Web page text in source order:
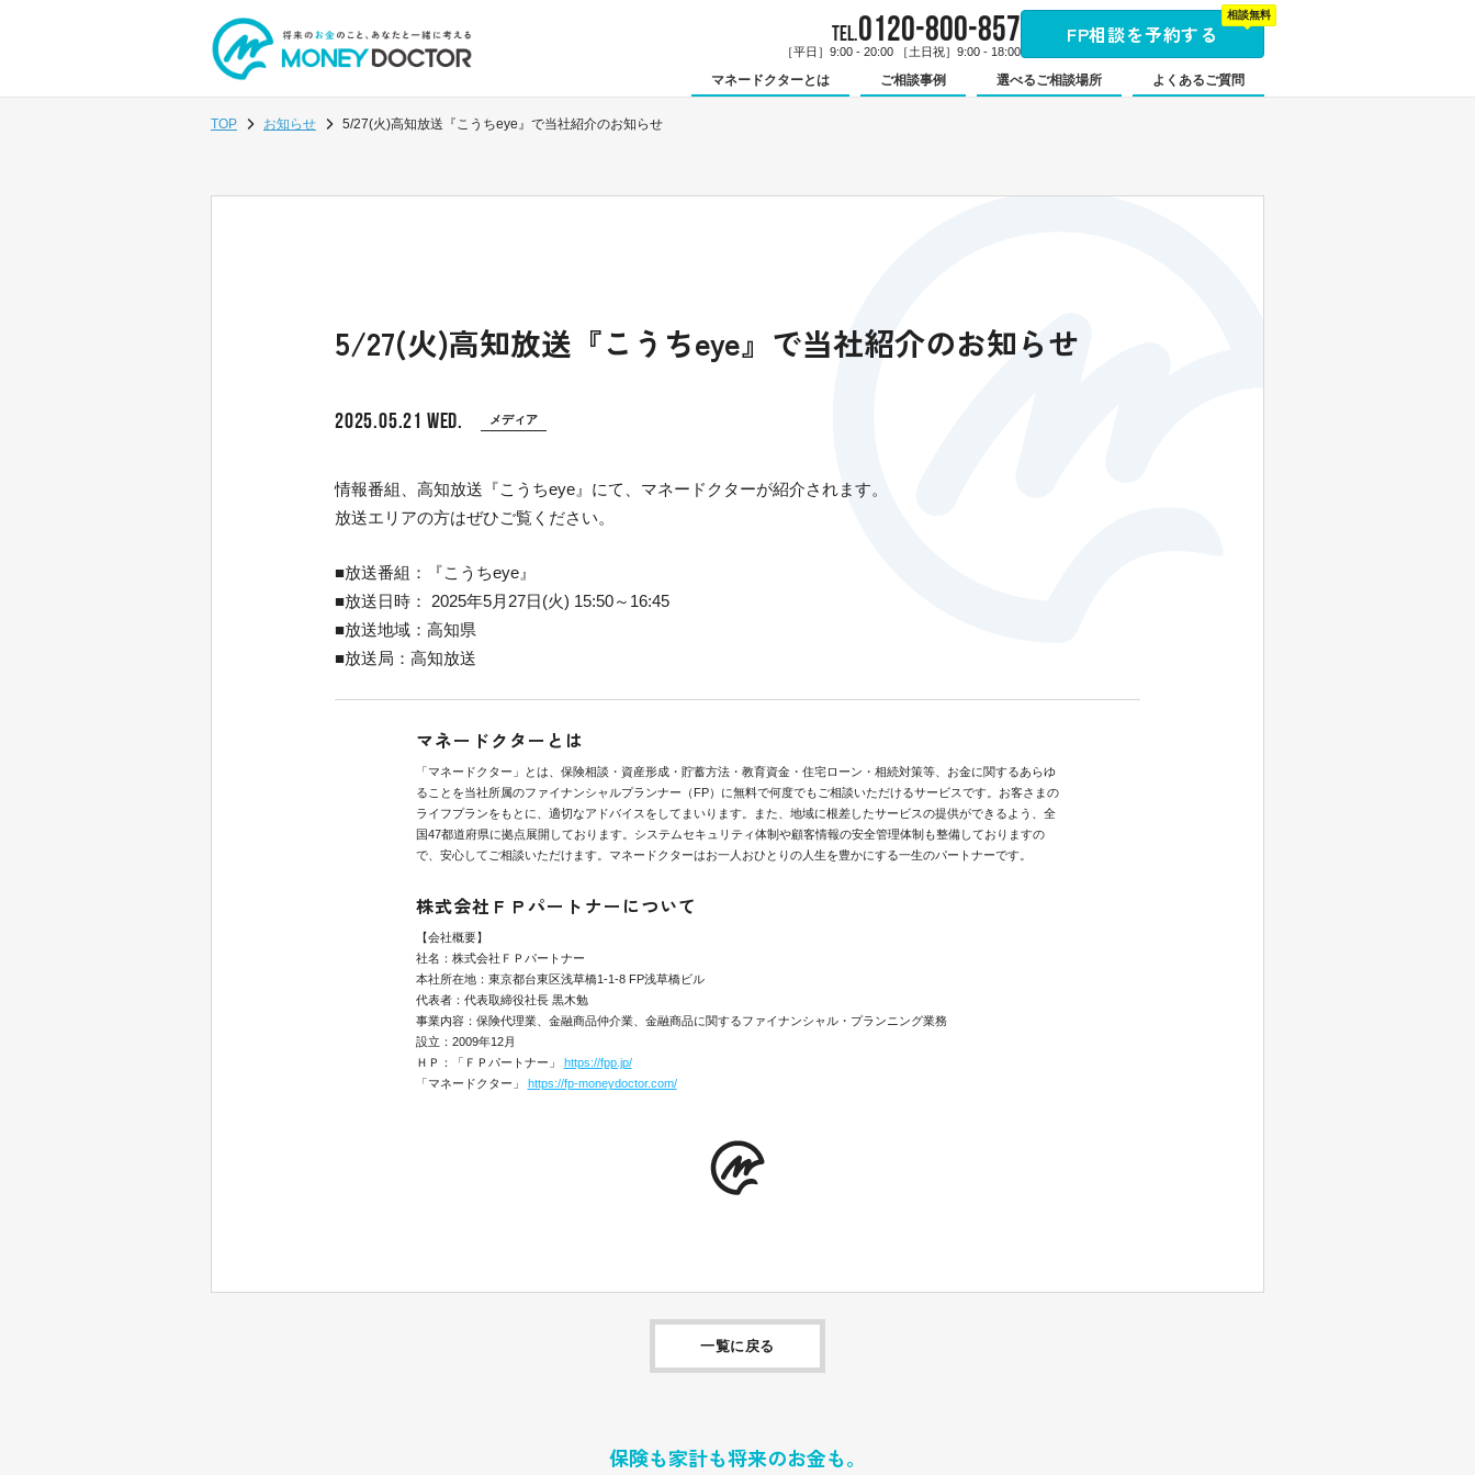
TEL. 0120-800-857
［平日］9:00 - 20:00 ［土日祝］9:00 - 18:00
FP相談を予約する
相談無料
マネードクターとは ご相談事例 選べるご相談場所 よくあるご質問
TOP お知らせ 5/27(火)高知放送『こうちeye』で当社紹介のお知らせ
5/27(火)高知放送『こうちeye』で当社紹介のお知らせ
2025.05.21 WED. メディア
情報番組、高知放送『こうちeye』にて、マネードクターが紹介されます。
放送エリアの方はぜひご覧ください。
■放送番組：『こうちeye』
■放送日時： 2025年5月27日(火) 15:50～16:45
■放送地域：高知県
■放送局：高知放送
マネードクターとは
「マネードクター」とは、保険相談・資産形成・貯蓄方法・教育資金・住宅ローン・相続対策等、お金に関するあらゆ
ることを当社所属のファイナンシャルプランナー（FP）に無料で何度でもご相談いただけるサービスです。お客さまの
ライフプランをもとに、適切なアドバイスをしてまいります。また、地域に根差したサービスの提供ができるよう、全
国47都道府県に拠点展開しております。システムセキュリティ体制や顧客情報の安全管理体制も整備しておりますの
で、安心してご相談いただけます。マネードクターはお一人おひとりの人生を豊かにする一生のパートナーです。
株式会社ＦＰパートナーについて
【会社概要】
社名：株式会社ＦＰパートナー
本社所在地：東京都台東区浅草橋1-1-8 FP浅草橋ビル
代表者：代表取締役社長 黒木勉
事業内容：保険代理業、金融商品仲介業、金融商品に関するファイナンシャル・プランニング業務
設立：2009年12月
ＨＰ：「ＦＰパートナー」 https://fpp.jp/
「マネードクター」 https://fp-moneydoctor.com/
一覧に戻る
保険も家計も将来のお金も。